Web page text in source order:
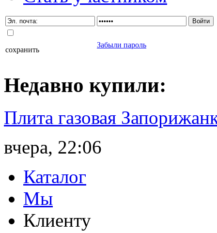
сохранить
Забыли пароль
Недавно купили:
Плита газовая
вчера, 22:06
Каталог
Мы
Клиенту